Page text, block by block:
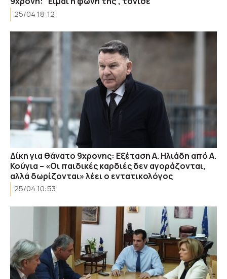
25/04 18:12
Δίκη για θάνατο 9χρονης: Εξέταση Α. Ηλιάδη από Α.
Κούγια – «Οι παιδικές καρδιές δεν αγοράζονται,
αλλά δωρίζονται» λέει ο εντατικολόγος
25/04 10:53